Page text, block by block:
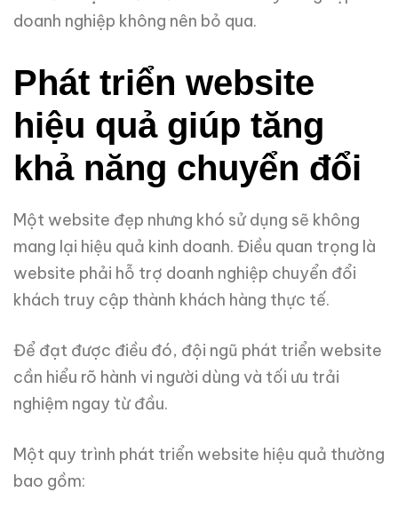
doanh nghiệp không nên bỏ qua.
Phát triển website
hiệu quả giúp tăng
khả năng chuyển đổi
Một website đẹp nhưng khó sử dụng sẽ không
mang lại hiệu quả kinh doanh. Điều quan trọng là
website phải hỗ trợ doanh nghiệp chuyển đổi
khách truy cập thành khách hàng thực tế.
Để đạt được điều đó, đội ngũ phát triển website
cần hiểu rõ hành vi người dùng và tối ưu trải
nghiệm ngay từ đầu.
Một quy trình phát triển website hiệu quả thường
bao gồm: